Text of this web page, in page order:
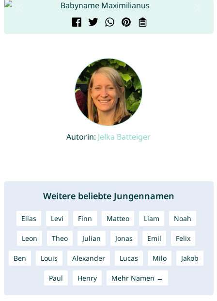
Autorin: Jelka Batteiger
Weitere beliebte Jungennamen
Elias Levi Finn Matteo Liam Noah
Leon Theo Julian Jonas Emil Felix
Ben Louis Alexander Lucas Milo Jakob
Paul Henry Mehr Namen →